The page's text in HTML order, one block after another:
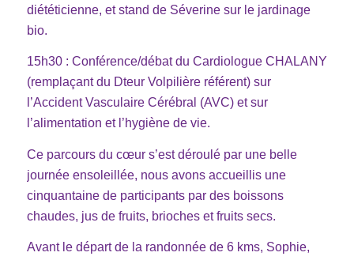
diététicienne, et stand de Séverine sur le jardinage
bio.
15h30 : Conférence/débat du Cardiologue CHALANY
(remplaçant du Dteur Volpilière référent) sur
l’Accident Vasculaire Cérébral (AVC) et sur
l’alimentation et l’hygiène de vie.
Ce parcours du cœur s’est déroulé par une belle
journée ensoleillée, nous avons accueillis une
cinquantaine de participants par des boissons
chaudes, jus de fruits, brioches et fruits secs.
Avant le départ de la randonnée de 6 kms, Sophie,